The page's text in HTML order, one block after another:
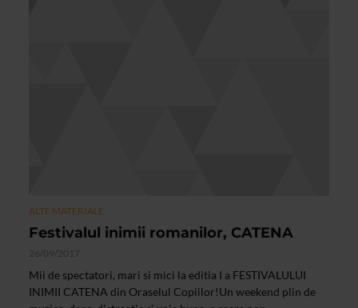
ALTE MATERIALE
Festivalul inimii romanilor, CATENA
26/09/2017
Mii de spectatori, mari si mici la editia I a FESTIVALULUI
INIMII CATENA din Oraselul Copiilor!Un weekend plin de